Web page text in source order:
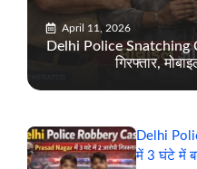
April 11, 2026
Delhi Police Snatching
गिरफ्तार,
Delhi
में 3 घंटे में